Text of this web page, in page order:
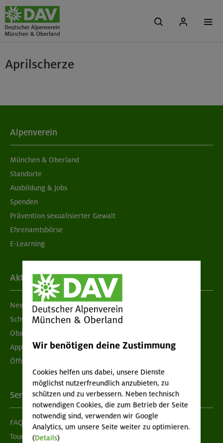
Aprilscherze
Alpenverein
München & Oberland
Standorte
Ausbildung & Jobs
Spenden
Prävention sexualisierter Gewalt
Ehrenamtsbörse
E-Learning
Aktuelles
Newsletter
Schwarzes Brett
Obacht geben!
App "Mein DAV+"
Öffnungszeiten
Services
FAQ
Tour der Woche
Wir benötigen deine Zustimmung
Cookies helfen uns dabei, unsere Dienste
möglichst nutzerfreundlich anzubieten, zu
schützen und zu verbessern. Neben technisch
notwendigen Cookies, die zum Betrieb der Seite
notwendig sind, verwenden wir Google
Analytics, um unsere Seite weiter zu optimieren.
(Details)